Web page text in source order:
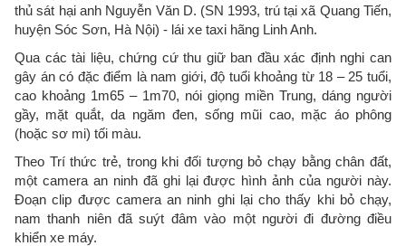
thủ sát hại anh Nguyễn Văn D. (SN 1993, trú tại xã Quang Tiến,
huyện Sóc Sơn, Hà Nội) - lái xe taxi hãng Linh Anh.
Qua các tài liệu, chứng cứ thu giữ ban đầu xác định nghi can
gây án có đặc điểm là nam giới, độ tuổi khoảng từ 18 – 25 tuổi,
cao khoảng 1m65 – 1m70, nói giọng miền Trung, dáng người
gầy, mặt quắt, da ngăm đen, sống mũi cao, mặc áo phông
(hoặc sơ mi) tối màu.
Theo Trí thức trẻ, trong khi đối tượng bỏ chạy bằng chân đất,
một camera an ninh đã ghi lại được hình ảnh của người này.
Đoạn clip được camera an ninh ghi lại cho thấy khi bỏ chạy,
nam thanh niên đã suýt đâm vào một người đi đường điều
khiển xe máy.